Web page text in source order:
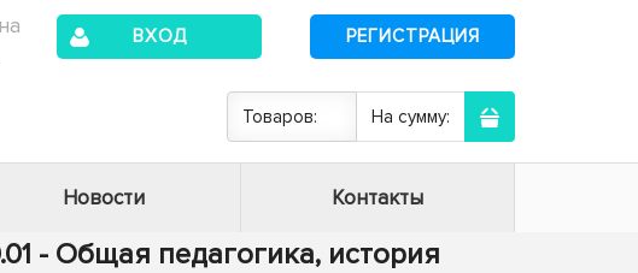
ВХОД РЕГИСТРАЦИЯ
Товаров: На сумму:
Новости Контакты
- Общая педагогика, история